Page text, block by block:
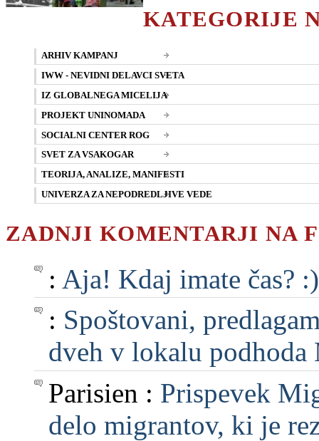
KATEGORIJE
ARHIV KAMPANJ
IWW - NEVIDNI DELAVCI SVETA
IZ GLOBALNEGA MICELIJA
PROJEKT UNINOMADA
SOCIALNI CENTER ROG
SVET ZA VSAKOGAR
TEORIJA, ANALIZE, MANIFESTI
UNIVERZA ZA NEPODREDLJIVE VEDE
ZADNJI KOMENTARJI NA
: Aja! Kdaj imate čas?
: Spoštovani,
dveh v lokalu
Parisien : Prispevek
delo migrantov, ki je